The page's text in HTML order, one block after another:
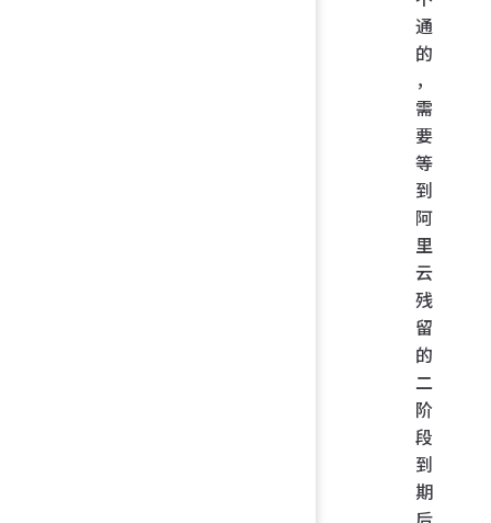
通
的
，
需
要
等
到
阿
里
云
残
留
的
二
阶
段
到
期